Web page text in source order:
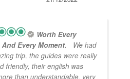
Worth Every
And Every Moment. - We had
trip, the guides were really
friendly, their english was
than understandable, very